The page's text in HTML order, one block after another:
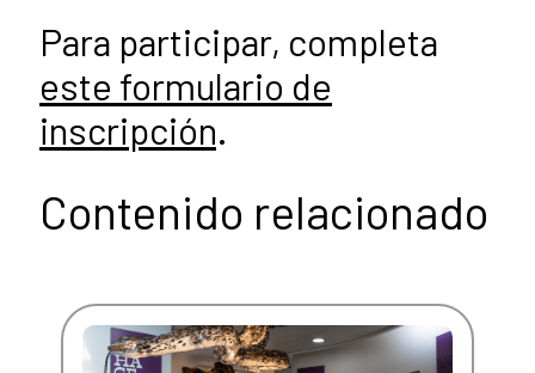
Para participar, completa
este formulario de
inscripción.
Contenido relacionado